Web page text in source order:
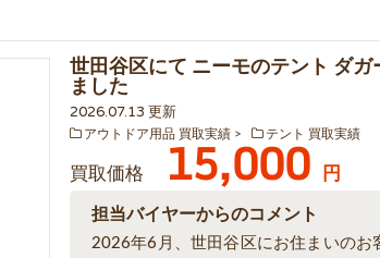
世田谷区にて ニーモのテント ダガ
ました
2026.07.13 更新
アウトドア用品 買取実績 テント 買取実績
買取価格 15,000 円
担当バイヤーからのコメント
2026年6月、世田谷区にお住まいのお